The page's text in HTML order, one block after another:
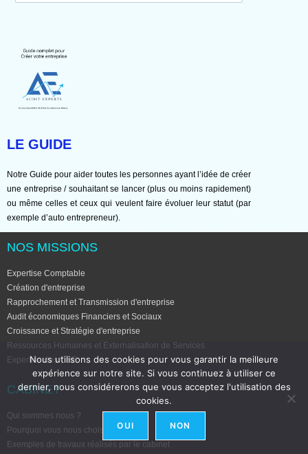
LE GUIDE
Notre Guide pour aider toutes les personnes ayant l’idée de créer
une entreprise / souhaitant se lancer (plus ou moins rapidement)
ou même celles et ceux qui veulent faire évoluer leur statut (par
exemple d’auto entrepreneur).
NOS MISSIONS
Expertise Comptable
Création d'entreprise
Rapprochement et Transmission d'entreprise
Audit économiques Financiers et Sociaux
Croissance et Stratégie d'entreprise
Ressources Humaines et Externalisation de Services
Expertise des CSE
CABINET
Qui sommes nous ?
Pourquoi vous nous choisissez ?
Exemples de travaux réalisés par le cabinet
Nous utilisons des cookies pour vous garantir la meilleure
expérience sur notre site. Si vous continuez à utiliser ce
dernier, nous considérerons que vous acceptez l'utilisation des
cookies.
OUI NON